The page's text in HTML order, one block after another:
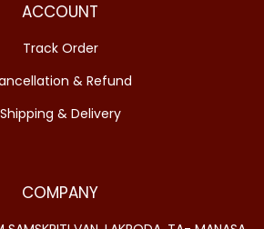
ACCOUNT
Track Order
& Refund
Shipping & Delivery
COMPANY